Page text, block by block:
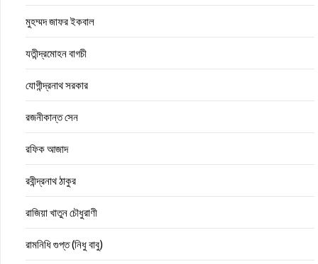
মুহম্মদ জাফর ইকবাল
যতীন্দ্রমোহন বাগচী
যোগীন্দ্রনাথ সরকার
রজনীকান্ত সেন
রফিক আজাদ
রবীন্দ্রনাথ ঠাকুর
রাজিয়া খাতুন চৌধুরাণী
রামনিধি গুপ্ত (নিধু বাবু)